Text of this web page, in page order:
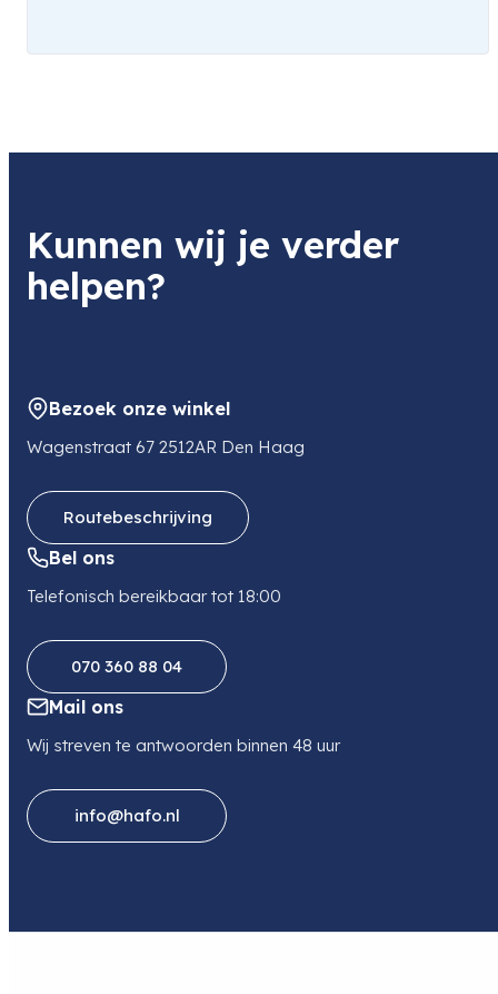
Kunnen wij je verder
helpen?
Bezoek onze winkel
Wagenstraat 67 2512AR Den Haag
Routebeschrijving
Bel ons
Telefonisch bereikbaar tot 18:00
070 360 88 04
Mail ons
Wij streven te antwoorden binnen 48 uur
info@hafo.nl